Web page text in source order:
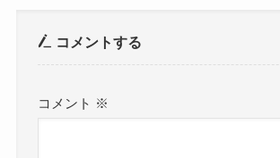
コメントする
コメント ※